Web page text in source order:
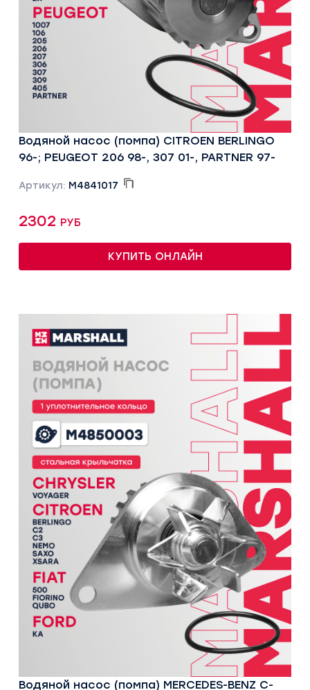
Водяной насос (помпа) CITROEN BERLINGO
96-; PEUGEOT 206 98-, 307 01-, PARTNER 97-
Артикул: M4841017
2302 руб
КУПИТЬ ОНЛАЙН
Водяной насос (помпа) MERCEDES-BENZ C-